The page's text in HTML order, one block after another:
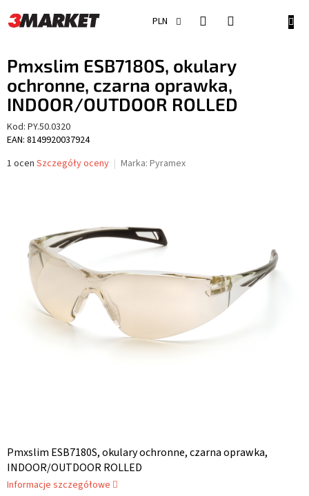
do
treści
PLN
Pmxslim ESB7180S, okulary
ochronne, czarna oprawka,
INDOOR/OUTDOOR ROLLED
Kod: PY.50.0320
EAN: 8149920037924
Średnia
gwiazdek.
1 ocen Szczegóły oceny Marka: Pyramex
Pmxslim ESB7180S, okulary ochronne, czarna oprawka,
INDOOR/OUTDOOR ROLLED
Informacje szczegółowe